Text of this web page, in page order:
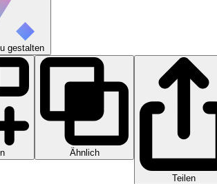
gestalten
Ähnlich
Teilen